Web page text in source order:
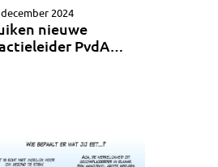
2024
nieuwe
PvdA…